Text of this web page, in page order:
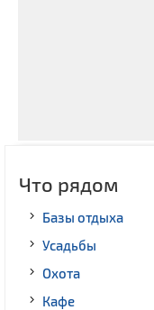
Что рядом
Базы отдыха
Усадьбы
Охота
Кафе